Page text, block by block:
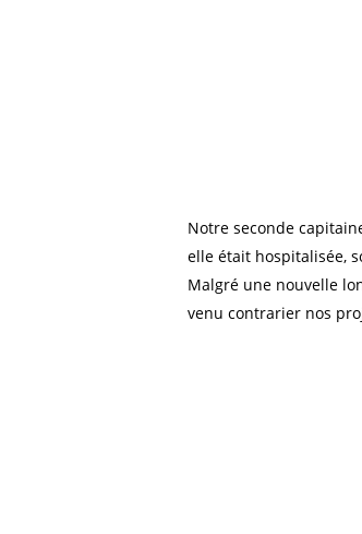
Notre seconde
elle était hospitalisée,
Malgré une nouvelle
venu contrarier nos